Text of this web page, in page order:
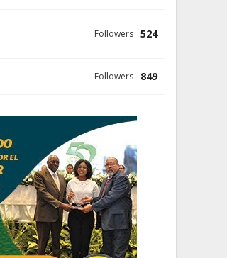
524
Followers
849
Followers